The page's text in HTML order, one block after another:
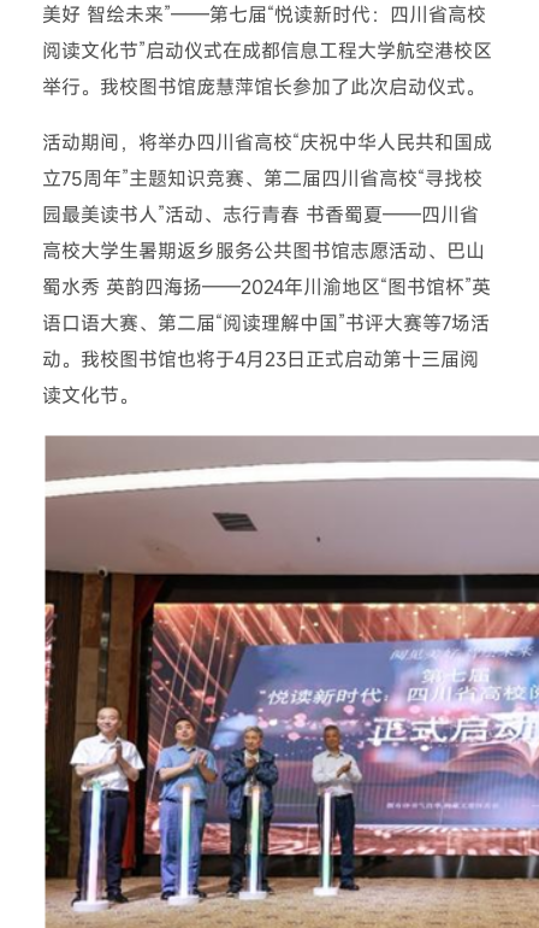
美好 智绘未来”——第七届“悦读新时代：四川省高校
阅读文化节”启动仪式在成都信息工程大学航空港校区
举行。我校图书馆庞慧萍馆长参加了此次启动仪式。
活动期间，将举办四川省高校“庆祝中华人民共和国成
立75周年”主题知识竞赛、第二届四川省高校“寻找校
园最美读书人”活动、志行青春 书香蜀夏——四川省
高校大学生暑期返乡服务公共图书馆志愿活动、巴山
蜀水秀 英韵四海扬——2024年川渝地区“图书馆杯”英
语口语大赛、第二届“阅读理解中国”书评大赛等7场活
动。我校图书馆也将于4月23日正式启动第十三届阅
读文化节。